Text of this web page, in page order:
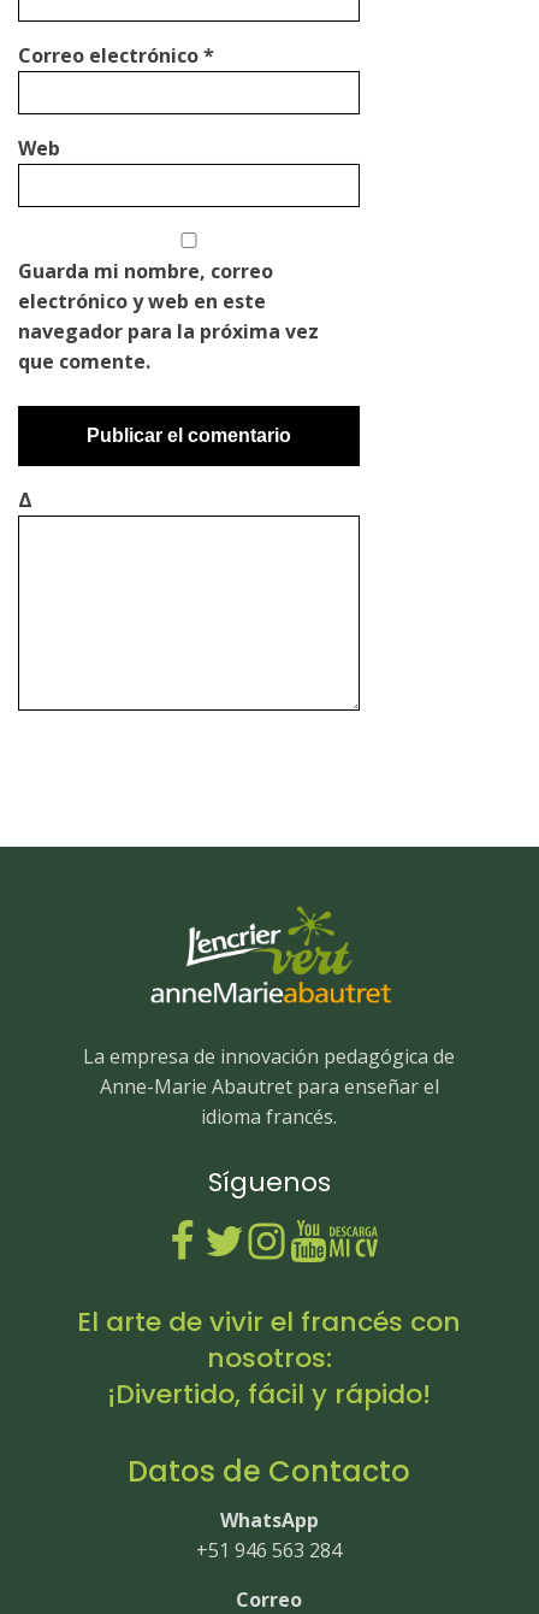
Correo electrónico*
Web
Guarda mi nombre, correo
electrónico y web en este
navegador para la próxima vez
que comente.
Δ
La empresa de innovación pedagógica de
Anne-Marie Abautret para enseñar el
idioma francés.
Síguenos
El arte de vivir el francés con
nosotros:
¡Divertido, fácil y rápido!
Datos de Contacto
WhatsApp
+51 946 563 284
Correo